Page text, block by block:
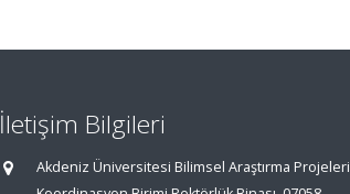
İletişim Bilgileri
Akdeniz Üniversitesi Bilimsel Araştırma Projeleri